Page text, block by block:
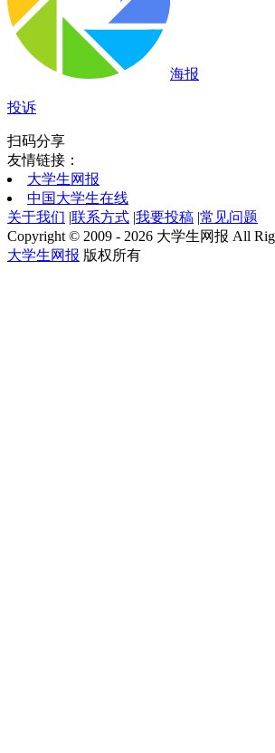
海报
投诉
扫码分享
友情链接：
大学生网报
中国大学生在线
关于我们 |联系方式 |我要投稿 |常见问题
Copyright © 2009 - 2026 大学生网报 All
大学生网报 版权所有